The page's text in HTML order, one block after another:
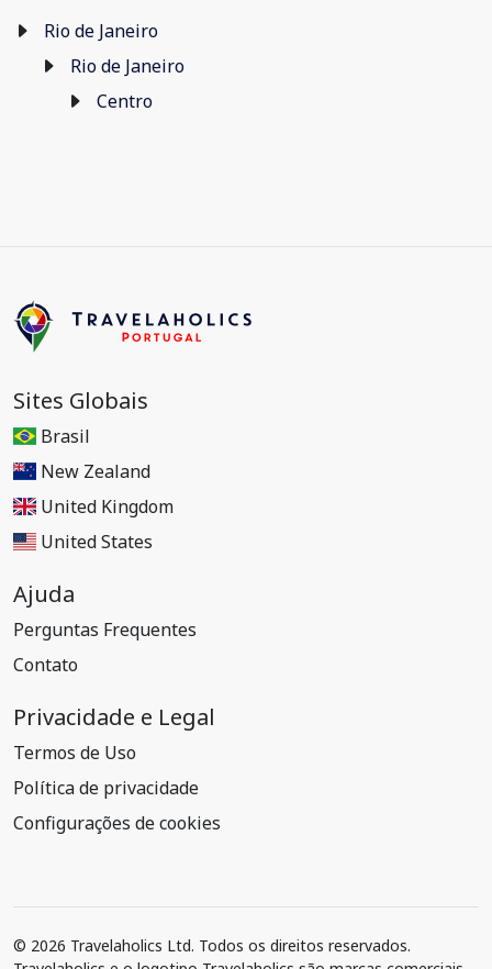
Rio de Janeiro
Rio de Janeiro
Centro
Sites Globais
Brasil
New Zealand
United Kingdom
United States
Ajuda
Perguntas Frequentes
Contato
Privacidade e Legal
Termos de Uso
Política de privacidade
Configurações de cookies
© 2026 Travelaholics Ltd. Todos os direitos reservados.